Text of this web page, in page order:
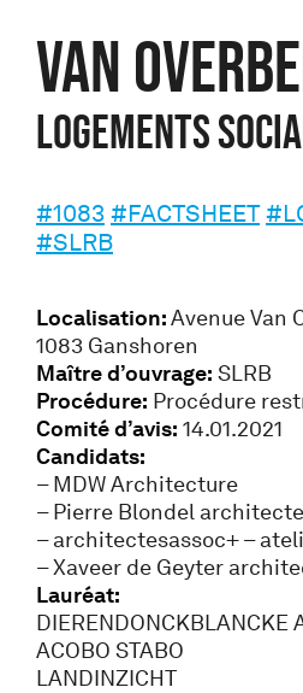
Van
Logements
#1083 #FACTSHEET
#SLRB
Localisation:Avenue Van
1083 Ganshoren
Maître d’ouvrage: SLRB
Procédure: Procédure
Comité d’avis: 14.01.2021
Candidats:
– MDW Architecture
– Pierre Blondel
– architectesassoc+ –
– Xaveer de Geyter
Lauréat:
DIERENDONCKBLANCKE
ACOBO STABO
LANDINZICHT